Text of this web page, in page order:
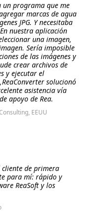
un programa que me
marcas de agua
JPG. Y necesitaba
nuestra aplicación
una imagen,
Sería imposible
de las imágenes y
crear archivos de
y ejecutar el
solucionó
asistencia vía
apoyo de Rea.
EEUU
cliente de primera
para mí: rápido y
ReaSoft y los